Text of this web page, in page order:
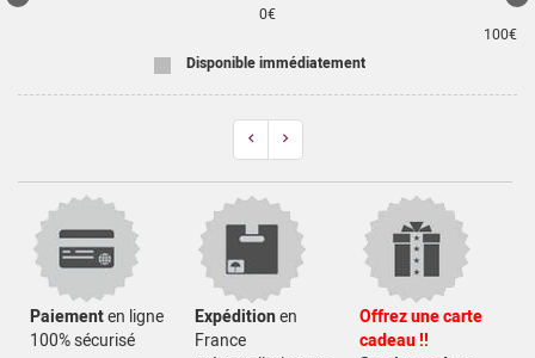
0€
100€
Disponible immédiatement
Previous
Next
Paiementen ligne
100% sécurisé
Expéditionen
France
Offrez une carte
cadeau !!